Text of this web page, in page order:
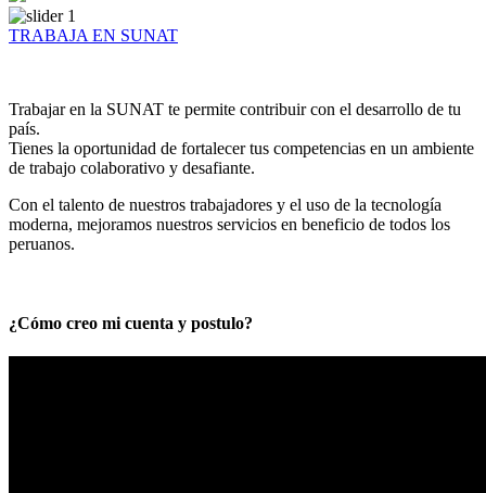
TRABAJA EN SUNAT
Trabajar en la SUNAT te permite contribuir con el desarrollo de tu
país.
Tienes la oportunidad de fortalecer tus competencias en un ambiente
de trabajo colaborativo y desafiante.
Con el talento de nuestros trabajadores y el uso de la tecnología
moderna, mejoramos nuestros servicios en beneficio de todos los
peruanos.
¿Cómo creo mi cuenta y postulo?